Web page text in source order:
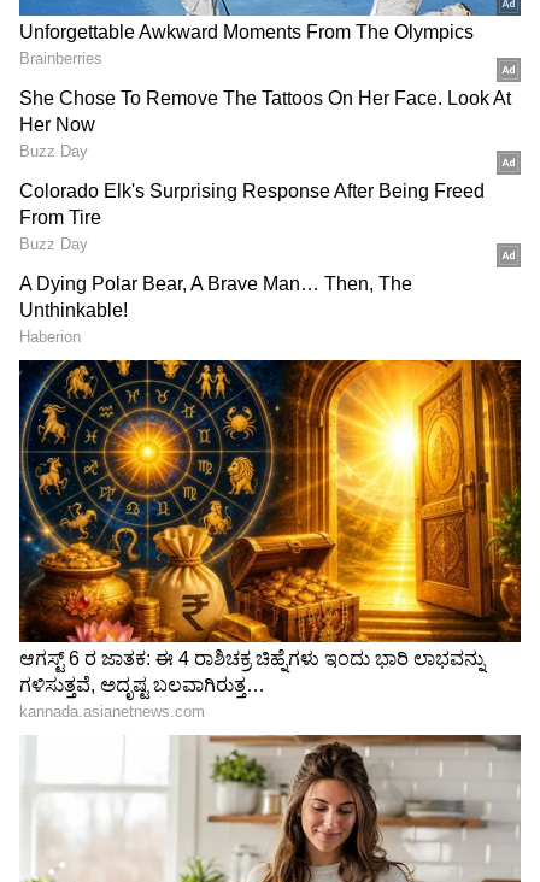
Related Articles
ನಾನು ಅಲ್ಲು ಅರ್ಜುನ್ ಆಸ್ತಿ ಅಲ್ಲ.. ಸೀರತ್ ಕಪೂರ್
ಹೀಗಂದಿದ್ದೇಕೆ? ಅಷ್ಟಕ್ಕೂ ಯಾರೀಕೆ?
ಮಹಿಳಾ ನಿರ್ದೇಶಕಿಯನ್ನು ಮನೆಗೆ ಕರೆಸಿ ಬೈದಿದ್ಯಾಕೆ
ಅಲ್ಲು ಅರ್ಜುನ್? ಕಾರಣ ಕೇಳಿದ್ರೆ ಶಾಕ್ ಆಗ್ತೀರಾ!